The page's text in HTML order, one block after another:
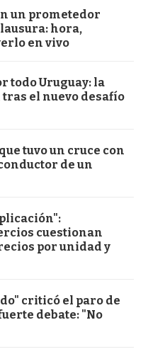
un prometedor
hora,
en vivo
todo Uruguay: la
el nuevo desafío
tuvo un cruce con
de un
cuestionan
por unidad y
criticó el paro de
debate: "No